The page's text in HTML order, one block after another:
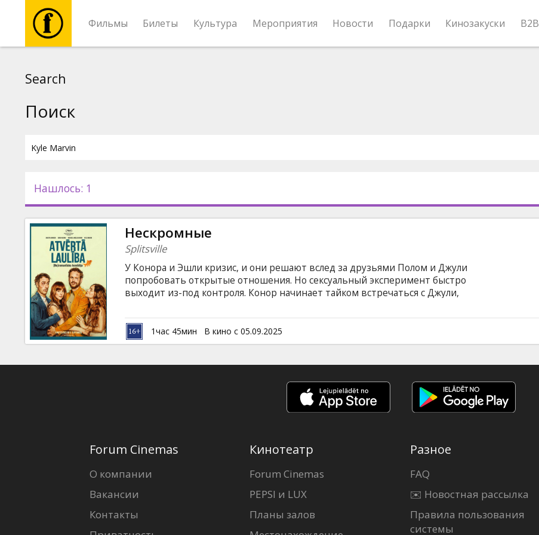
Фильмы Билеты Культура Мероприятия Новости Подарки Кинозакуски B2B
Новости
Подарки
Кинозакуски
B2B
Клуб
Search
Поиск
Нашлось: 1
Нескромные
Splitsville
У Конора и Эшли кризис, и они решают вслед за друзьями Полом и Джули
попробовать открытые отношения. Но сексуальный эксперимент быстро
выходит из-под контроля. Конор начинает тайком встречаться с Джули,
как было. Оказывается, закрыть отношения куда сложнее, чем их открыть.
Фильм на английском языке с субтитрами на латышском и русском языках.
1час 45мин В кино с 05.09.2025
Forum Cinemas
О компании
Вакансии
Контакты
Кинотеатр
Forum Cinemas
PEPSI и LUX
Планы залов
Разное
FAQ
✉️ Новостная рассылка
Правила пользования
системы